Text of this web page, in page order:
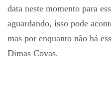
data neste momento para
aguardando, isso pode
mas por enquanto não há
Dimas Covas.